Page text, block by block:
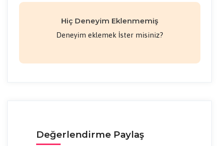
Hiç Deneyim Eklenmemiş
Deneyim eklemek İster misiniz?
Değerlendirme Paylaş